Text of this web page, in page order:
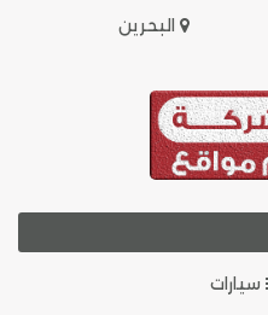
البحرين
سيارات